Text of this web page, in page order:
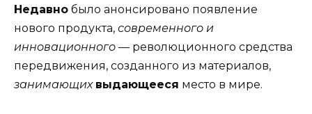
Недавно было анонсировано появление
нового продукта, современного и
инновационного — революционного средства
передвижения, созданного из материалов,
занимающих выдающееся место в мире.